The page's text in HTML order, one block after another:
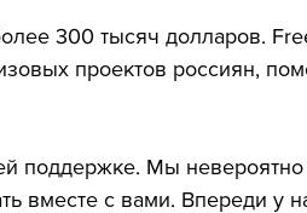
300 тысяч долларов.
проектов россиян,
поддержке. Мы
вместе с вами. Впереди у